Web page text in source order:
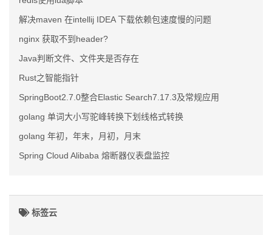
解决maven 在intellij IDEA 下载依赖包速度慢的问题
nginx 获取不到header?
Java判断文件、文件夹是否存在
Rust之智能指针
SpringBoot2.7.0整合Elastic Search7.17.3及常规应用
golang 单词大小写驼峰转换下划线格式转换
golang 年初，年末，月初，月末
Spring Cloud Alibaba 熔断器仪表盘监控
标签云